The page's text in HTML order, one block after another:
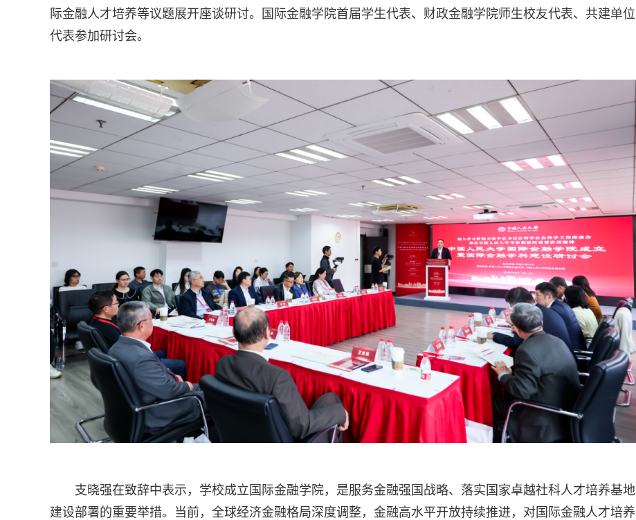
际金融人才培养等议题展开座谈研讨。国际金融学院首届学生代表、财政金融学院师生校友代表、共建单位
代表参加研讨会。
支晓强在致辞中表示，学校成立国际金融学院，是服务金融强国战略、落实国家卓越社科人才培养基地
建设部署的重要举措。当前，全球经济金融格局深度调整，金融高水平开放持续推进，对国际金融人才培养